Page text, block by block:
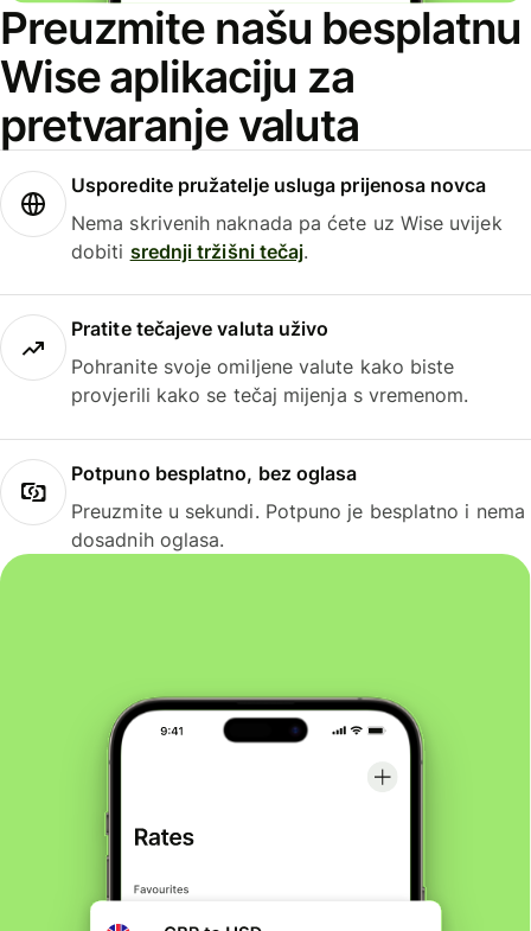
Preuzmite našu besplatnu
Wise aplikaciju za
pretvaranje valuta
Usporedite pružatelje usluga prijenosa novca
Nema skrivenih naknada pa ćete uz Wise uvijek
dobiti srednji tržišni tečaj.
Pratite tečajeve valuta uživo
Pohranite svoje omiljene valute kako biste
provjerili kako se tečaj mijenja s vremenom.
Potpuno besplatno, bez oglasa
Preuzmite u sekundi. Potpuno je besplatno i nema
dosadnih oglasa.